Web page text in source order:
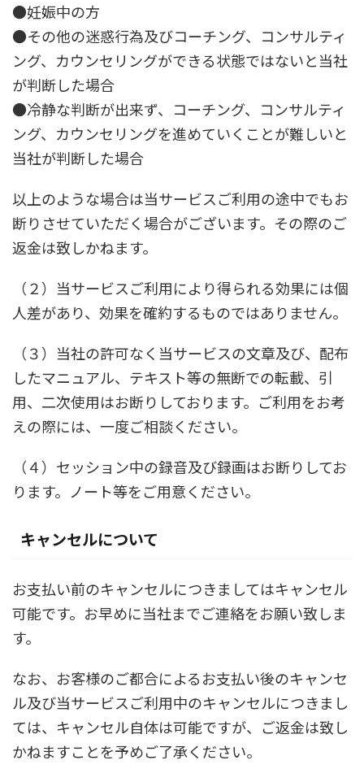
●妊娠中の方
●その他の迷惑行為及びコーチング、コンサルティ
ング、カウンセリングができる状態ではないと当社
が判断した場合
●冷静な判断が出来ず、コーチング、コンサルティ
ング、カウンセリングを進めていくことが難しいと
当社が判断した場合
以上のような場合は当サービスご利用の途中でもお
断りさせていただく場合がございます。その際のご
返金は致しかねます。
（２）当サービスご利用により得られる効果には個
人差があり、効果を確約するものではありません。
（３）当社の許可なく当サービスの文章及び、配布
したマニュアル、テキスト等の無断での転載、引
用、二次使用はお断りしております。ご利用をお考
えの際には、一度ご相談ください。
（４）セッション中の録音及び録画はお断りしてお
ります。ノート等をご用意ください。
キャンセルについて
お支払い前のキャンセルにつきましてはキャンセル
可能です。お早めに当社までご連絡をお願い致しま
す。
なお、お客様のご都合によるお支払い後のキャンセ
ル及び当サービスご利用中のキャンセルにつきまし
ては、キャンセル自体は可能ですが、ご返金は致し
かねますことを予めご了承ください。